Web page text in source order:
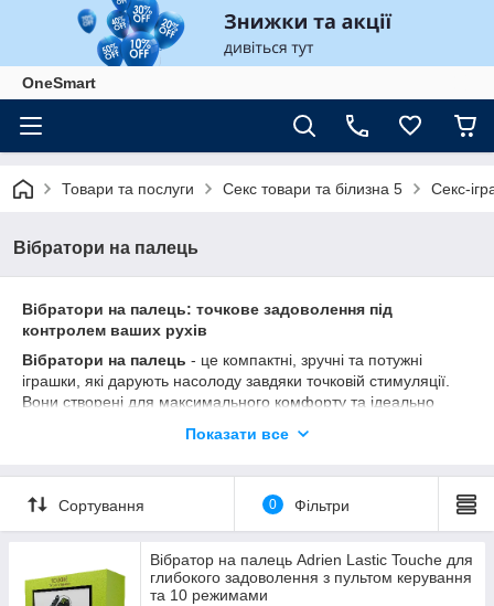
OneSmart
Товари та послуги Секс товари та білизна 5 Секс-
Вібратори на палець
Вібратори на палець: точкове задоволення під
контролем ваших рухів
Вібратори на палець - це компактні, зручні та потужні
іграшки, які дарують насолоду завдяки точковій стимуляції.
Вони створені для максимального комфорту та ідеально
партнером. Легкість управління та універсальність роблять ці
Компактність та зручність
Мініатюрний розмір та ергономічна форма дозволяють
Показати все
Сортування 0 Фільтри
Вібратор на палець Adrien Lastic Touche для
глибокого задоволення з пультом керування
та 10 режимами